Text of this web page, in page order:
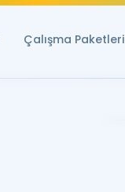
Çalışma Paketleri